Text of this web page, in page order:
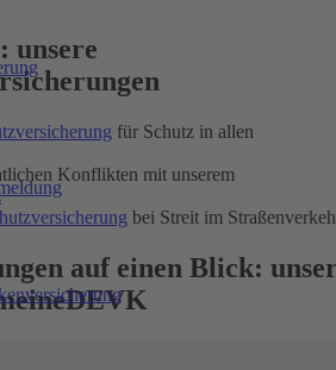
unsere
für Schutz in allen
Konflikten mit unserem
bei Streit im
auf einen Blick: